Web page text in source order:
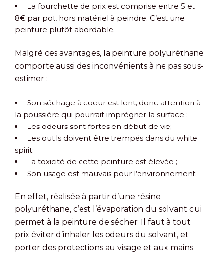
La fourchette de prix est comprise entre 5 et
8€ par pot, hors matériel à peindre. C’est une
peinture plutôt abordable.
Malgré ces avantages, la peinture polyuréthane
comporte aussi des inconvénients à ne pas sous-
estimer :
Son séchage à coeur est lent, donc attention à
la poussière qui pourrait imprégner la surface ;
Les odeurs sont fortes en début de vie;
Les outils doivent être trempés dans du white
spirit;
La toxicité de cette peinture est élevée ;
Son usage est mauvais pour l’environnement;
En effet, réalisée à partir d’une résine
polyuréthane, c’est l’évaporation du solvant qui
permet à la peinture de sécher. Il faut à tout
prix éviter d’inhaler les odeurs du solvant, et
porter des protections au visage et aux mains